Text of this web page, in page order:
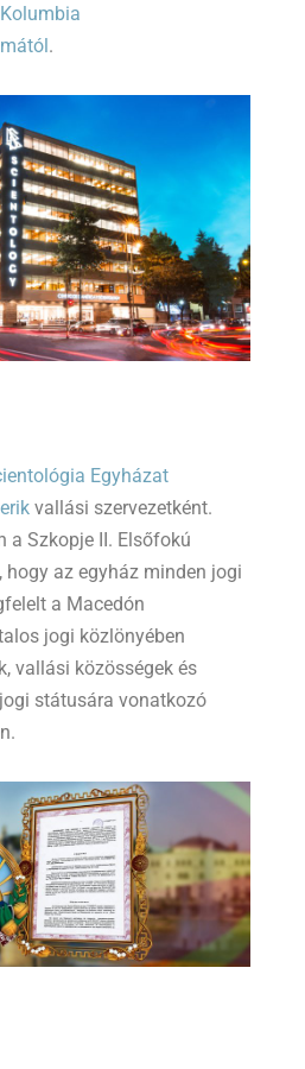
.
Egyházat
vallási szervezetként.
a Szkopje II. Elsőfokú
az egyház minden jogi
a Macedón
jogi közlönyében
vallási közösségek és
státusára vonatkozó